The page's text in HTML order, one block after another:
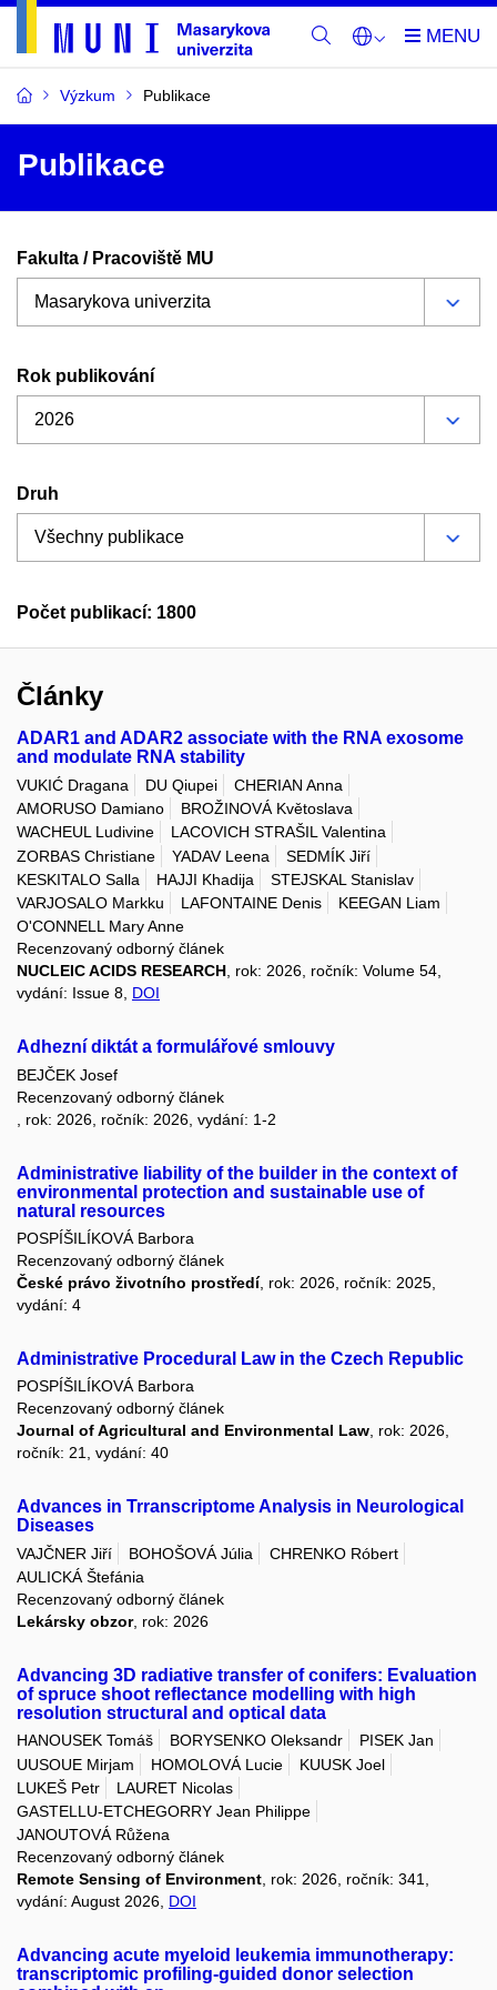
Výzkum Publikace
Publikace
Fakulta / Pracoviště MU
Rok publikování
Druh
Počet publikací: 1800
Články
ADAR1 and ADAR2 associate with the RNA exosome
and modulate RNA stability
VUKIĆ Dragana DU Qiupei
CHERIAN Anna
AMORUSO Damiano
BROŽINOVÁ Květoslava
WACHEUL Ludivine
LACOVICH STRAŠIL Valentina
ZORBAS Christiane
YADAV Leena
SEDMÍK Jiří
KESKITALO Salla
HAJJI Khadija
STEJSKAL Stanislav
VARJOSALO Markku
LAFONTAINE Denis
KEEGAN Liam
O'CONNELL Mary Anne
Recenzovaný odborný článek
NUCLEIC ACIDS RESEARCH, rok: 2026, ročník: Volume 54,
vydání: Issue 8, DOI
Adhezní diktát a formulářové smlouvy
BEJČEK Josef
Recenzovaný odborný článek
, rok: 2026, ročník: 2026, vydání: 1-2
Administrative liability of the builder in the context of
environmental protection and sustainable use of
natural resources
POSPÍŠILÍKOVÁ Barbora
Recenzovaný odborný článek
České právo životního prostředí, rok: 2026, ročník: 2025,
vydání: 4
Administrative Procedural Law in the Czech Republic
POSPÍŠILÍKOVÁ Barbora
Recenzovaný odborný článek
Journal of Agricultural and Environmental Law, rok: 2026,
ročník: 21, vydání: 40
Advances in Trranscriptome Analysis in Neurological
Diseases
VAJČNER Jiří BOHOŠOVÁ Júlia
CHRENKO Róbert
AULICKÁ Štefánia
Recenzovaný odborný článek
Lekársky obzor, rok: 2026
Advancing 3D radiative transfer of conifers: Evaluation
of spruce shoot reflectance modelling with high
resolution structural and optical data
HANOUSEK Tomáš BORYSENKO Oleksandr
PISEK Jan
UUSOUE Mirjam
HOMOLOVÁ Lucie
KUUSK Joel
LUKEŠ Petr
LAURET Nicolas
GASTELLU-ETCHEGORRY Jean Philippe
JANOUTOVÁ Růžena
Recenzovaný odborný článek
Remote Sensing of Environment, rok: 2026, ročník: 341,
vydání: August 2026, DOI
Advancing acute myeloid leukemia immunotherapy:
transcriptomic profiling-guided donor selection